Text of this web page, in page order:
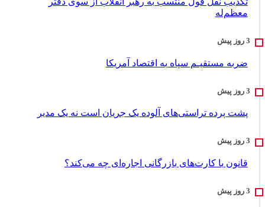
معظم‌له
ضربه مستقیـم سپاه به اقتصاد آمر‌یکا
پشت پرده تراستی‌های آلوده یک جریان است نه یک مدیر
قانون با کارت‌های بازرگانی اجاره‌ای چه می‌کند؟